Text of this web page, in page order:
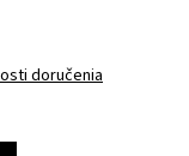
doručenia